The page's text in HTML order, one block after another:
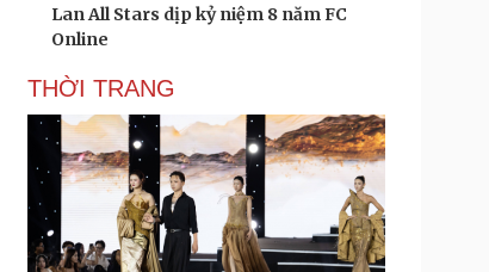
Lan All Stars dịp kỷ niệm 8 năm FC
Online
THỜI TRANG